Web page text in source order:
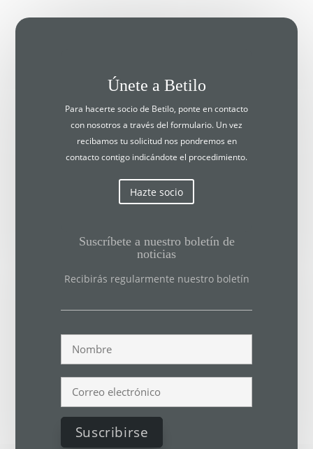
Únete a Betilo
Para hacerte socio de Betilo, ponte en contacto
con nosotros a través del formulario. Un vez
recibamos tu solicitud nos pondremos en
contacto contigo indicándote el procedimiento.
Hazte socio
Suscríbete a nuestro boletín de
noticias
Recibirás regularmente nuestro boletín